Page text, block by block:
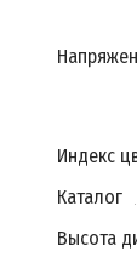
Индекс
Каталог
Высота